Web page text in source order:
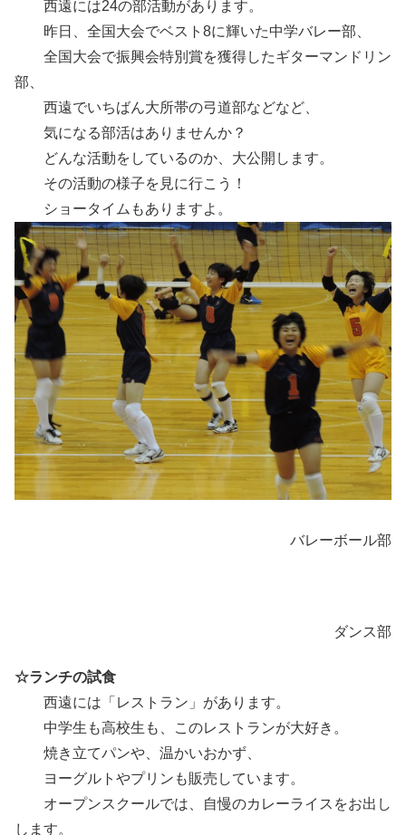
西遠には24の部活動があります。
昨日、全国大会でベスト8に輝いた中学バレー部、
全国大会で振興会特別賞を獲得したギターマンドリン
部、
西遠でいちばん大所帯の弓道部などなど、
気になる部活はありませんか？
どんな活動をしているのか、大公開します。
その活動の様子を見に行こう！
ショータイムもありますよ。
バレーボール部
ダンス部
☆ランチの試食
西遠には「レストラン」があります。
中学生も高校生も、このレストランが大好き。
焼き立てパンや、温かいおかず、
ヨーグルトやプリンも販売しています。
オープンスクールでは、自慢のカレーライスをお出し
します。